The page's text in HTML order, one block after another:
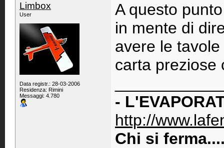
Limbox
User
Data registr.: 28-03-2006
Residenza: Rimini
Messaggi: 4.780
A questo
in mente di
avere le
carta preziose
-
http://
Chi si